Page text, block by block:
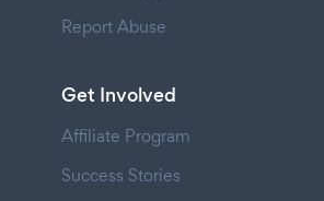
Report Abuse
Get Involved
Affiliate Program
Success Stories